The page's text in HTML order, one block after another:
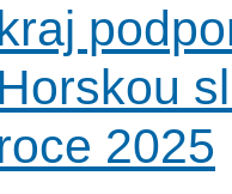
kraj
Horskou
2025